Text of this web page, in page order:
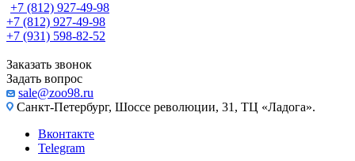
+7 (812) 927-49-98
+7 (812) 927-49-98
+7 (931) 598-82-52
Заказать звонок
Задать вопрос
sale@zoo98.ru
Санкт-Петербург, Шоссе революции, 31, ТЦ «Ладога».
Вконтакте
Telegram